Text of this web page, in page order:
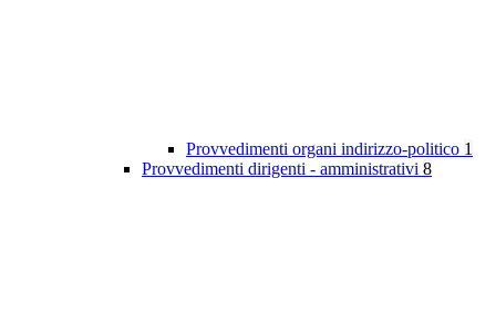
Provvedimenti organi indirizzo-politico 1
Provvedimenti dirigenti - amministrativi 8